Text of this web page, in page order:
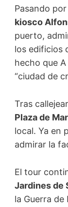
Pasando
kiosco
puerto,
los edificios
hecho que
“ciudad de
Tras
Plaza de
local. Ya en
admirar la
El tour
Jardines de
la Guerra